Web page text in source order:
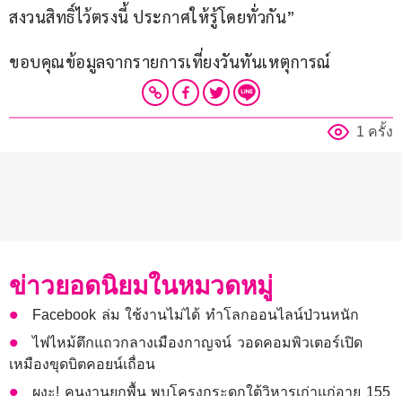
สงวนสิทธิ์ไว้ตรงนี้ ประกาศให้รู้โดยทั่วกัน”
ขอบคุณข้อมูลจากรายการเที่ยงวันทันเหตุการณ์
1 ครั้ง
ข่าวยอดนิยมในหมวดหมู่
Facebook ล่ม ใช้งานไม่ได้ ทำโลกออนไลน์ป่วนหนัก
ไฟไหม้ตึกแถวกลางเมืองกาญจน์ วอดคอมพิวเตอร์เปิด
เหมืองขุดบิตคอยน์เถื่อน
ผงะ! คนงานยกพื้น พบโครงกระดูกใต้วิหารเก่าแก่อายุ 155